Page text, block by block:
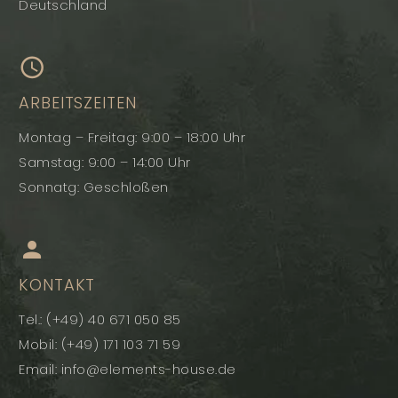
Deutschland


ARBEITSZEITEN
Montag – Freitag: 9:00 – 18:00 Uhr
Samstag: 9:00 – 14:00 Uhr
Sonnatg: Geschloßen


KONTAKT
Tel.: (+49) 40 671 050 85
Mobil: (+49) 171 103 71 59
Email: info@elements-house.de